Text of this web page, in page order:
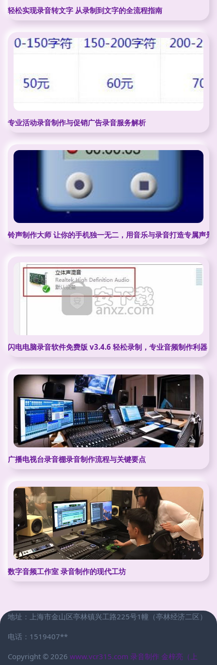
轻松实现录音转文字 从录制到文字的全流程指南
专业活动录音制作与促销广告录音服务解析
铃声制作大师 让你的手机独一无二，用音乐与录音打造专属声景
闪电电脑录音软件免费版 v3.4.6 轻松录制，专业音频制作利器
广播电视台录音棚录音制作流程与关键要点
数字音频工作室 录音制作的现代工坊
地址：上海市金山区亭林镇兴工路225号1幢（亭林经济二区）
电话：1519407**
Copyright © 2026 www.vcr315.com 录音制作 金梓亮（上